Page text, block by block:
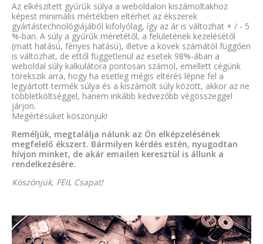
Az elkészített gyűrűk súlya a weboldalon kiszámoltakhoz
képest minimális mértékben eltérhet az ékszerek
gyártástechnológiájából kifolyólag, így az ár is változhat + / - 5
%-ban. A súly a gyűrűk méretétől, a felületének kezelésétől
(matt hatású, fényes hatású), illetve a kövek számától függően
is változhat, de ettől függetlenül az esetek 98%-ában a
weboldal súly kalkulátora pontosan számol, emellett cégünk
törekszik arra, hogy ha esetleg mégis eltérés lépne fel a
legyártott termék súlya és a kiszámolt súly között, akkor az ne
többletköltséggel, hanem inkább kedvezőbb végösszeggel
járjon.
Megértésüket köszönjük!
Reméljük, megtalálja nálunk az Ön elképzelésének
megfelelő ékszert. Bármilyen kérdés estén, nyugodtan
hívjon minket, de akár emailen keresztül is állunk a
rendelkezésére.
Köszönjük, FEIL Csapat!